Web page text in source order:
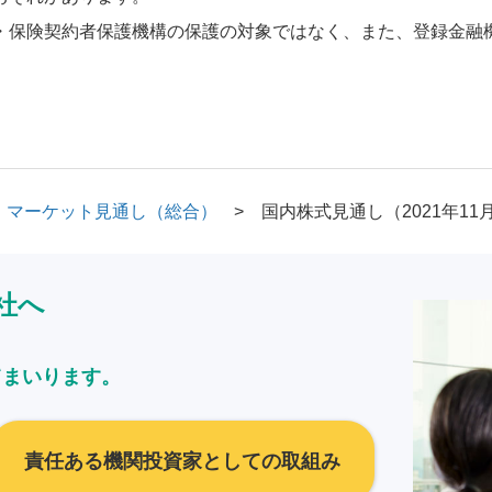
険契約者保護機構の保護の対象ではなく、また、登録金
マーケット見通し（総合） 国内株式見通し（2021年11
へ
いります。
責任ある機関投資家としての取組み